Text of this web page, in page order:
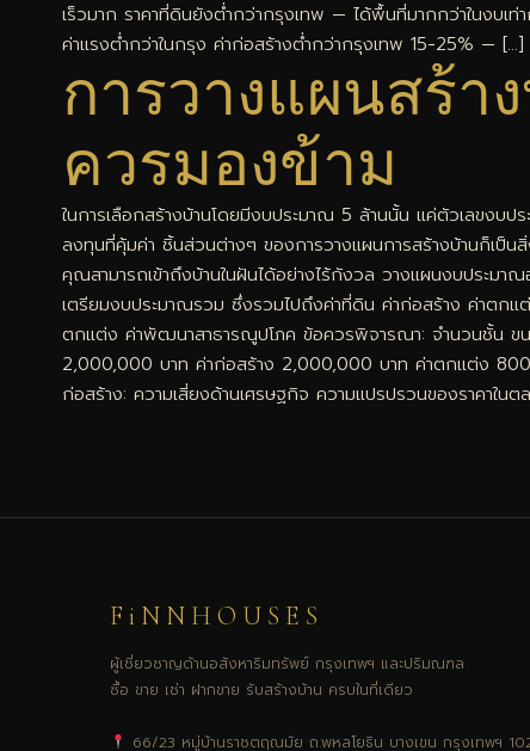
เร็วมาก ราคาที่ดินยังต่ำกว่ากรุงเทพ — ได้พื้นที่มากกว่าในงบ
ค่าแรงต่ำกว่าในกรุง ค่าก่อสร้างต่ำกว่ากรุงเทพ 15-25% — […]
การวางแผนสร้
ควรมองข้าม
ในการเลือกสร้างบ้านโดยมีงบประมาณ 5 ล้านนั้น แค่ตัวเลขงบ
ลงทุนที่คุ้มค่า ชิ้นส่วนต่างๆ ของการวางแผนการสร้างบ้านก็เป็น
คุณสามารถเข้าถึงบ้านในฝันได้อย่างไร้กังวล วางแผนงบประมาณ
เตรียมงบประมาณรวม ซึ่งรวมไปถึงค่าที่ดิน ค่าก่อสร้าง ค่าตก
ตกแต่ง ค่าพัฒนาสาธารณูปโภค ข้อควรพิจารณา: จำนวนชั้น ขน
2,000,000 บาท ค่าก่อสร้าง 2,000,000 บาท ค่าตกแต่ง
ก่อสร้าง: ความเสี่ยงด้านเศรษฐกิจ ความแปรปรวนของราคาใน
FiNNHOUSES
ผู้เชี่ยวชาญด้านอสังหาริมทรัพย์ กรุงเทพฯ และปริมณฑล
ซื้อ ขาย เช่า ฝากขาย รับสร้างบ้าน ครบในที่เดียว
66/23 หมู่บ้านราชตฤณมัย ถ.พหลโยธิน บางเขน กรุงเทพฯ